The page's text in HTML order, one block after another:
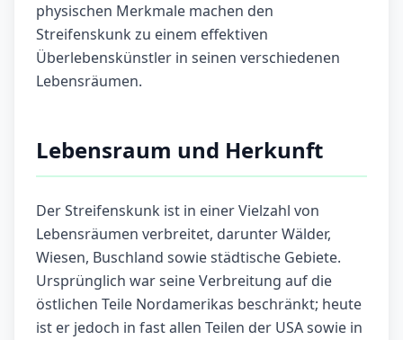
physischen Merkmale machen den
Streifenskunk zu einem effektiven
Überlebenskünstler in seinen verschiedenen
Lebensräumen.
Lebensraum und Herkunft
Der Streifenskunk ist in einer Vielzahl von
Lebensräumen verbreitet, darunter Wälder,
Wiesen, Buschland sowie städtische Gebiete.
Ursprünglich war seine Verbreitung auf die
östlichen Teile Nordamerikas beschränkt; heute
ist er jedoch in fast allen Teilen der USA sowie in